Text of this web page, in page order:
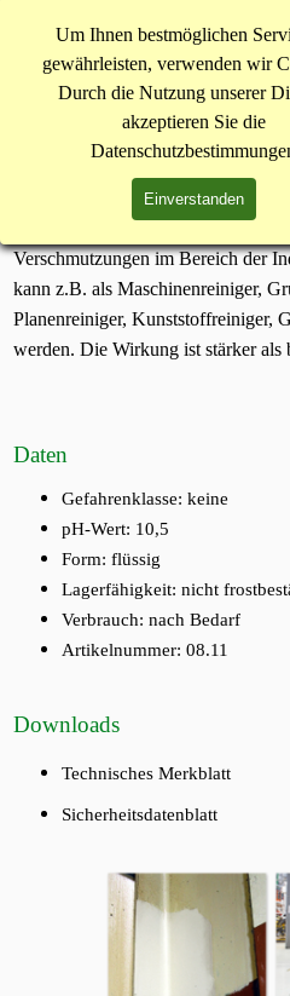
Um Ihnen bestmöglichen
gewährleisten, verwenden wir
Durch die Nutzung unserer
akzeptieren Sie die
Einverstanden
keine Wärme, arbeitet schnell und
Tiefenwirkung. Die Wirkung ist
Industriefix.
Einsatzgebiete
Dieses hochwirksame
Wachs, Kohle, Keroson, Ruß,
Verschmutzungen im Bereich der
kann z.B. als Maschinenreiniger,
Planenreiniger, Kunststoffreiniger,
werden. Die Wirkung ist stärker
Daten
Gefahrenklasse: keine
pH-Wert: 10,5
Form: flüssig
Lagerfähigkeit: nicht
Verbrauch: nach Bedarf
Artikelnummer: 08.11
Downloads
Technisches Merkblatt
Sicherheitsdatenblatt